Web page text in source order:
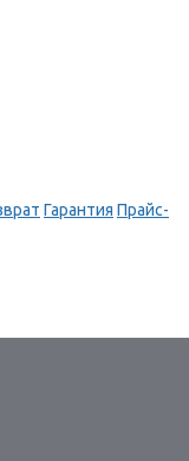
Гарантия Прайс-